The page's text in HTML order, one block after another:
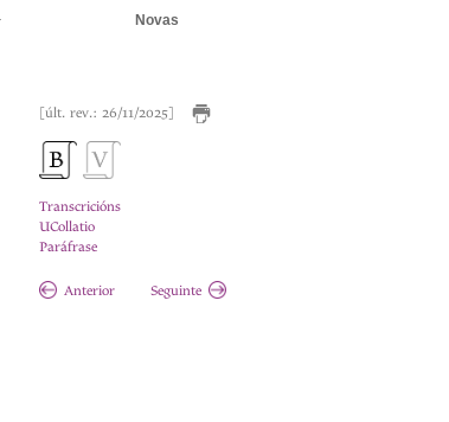
Novas
[últ. rev.: 26/11/2025]
Transcricións
UCollatio
Paráfrase
Anterior Seguinte